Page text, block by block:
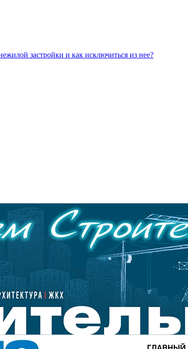
застройки и как исключиться из нее?